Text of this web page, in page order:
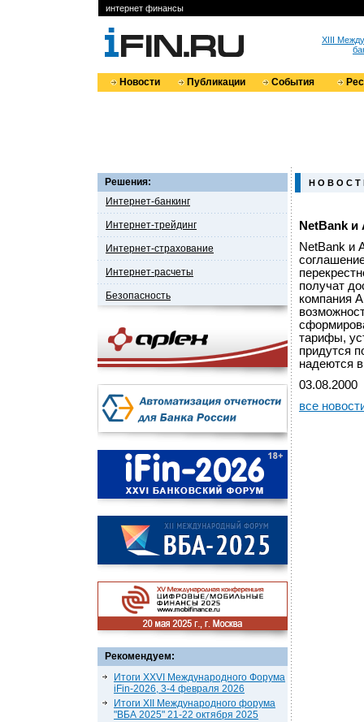
интернет финансы
XIII
Новости Публикации События
Решения:
Интернет-банкинг
Интернет-трейдинг
Интернет-страхование
Интернет-расчеты
Безопасность
Рекомендуем:
Итоги XXVI Международного Форума
iFin-2026, 3-4 февраля 2026
Итоги XII Международного форума
"ВБА 2025" 21-22 октября 2025
Н О В О С Т
NetBank и
NetBank и
получат
компания
тарифы,
придутся
надеются
03.08.2000
все